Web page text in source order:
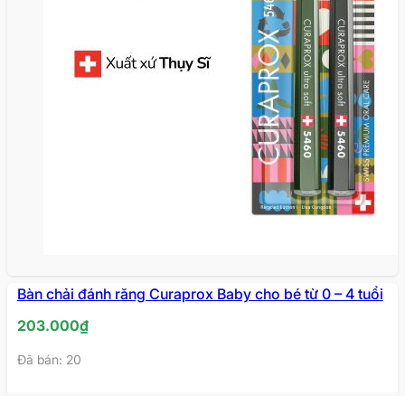
Bàn chải đánh răng Curaprox Baby cho bé từ 0 – 4 tuổi
203.000₫
Đã bán: 20